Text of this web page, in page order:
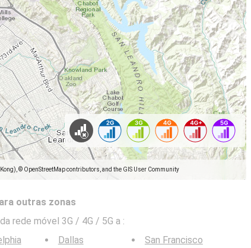
© OpenStreetMap contributors, and the GIS User Community
outras zonas
rede móvel 3G / 4G / 5G a :
Dallas
San Francisco